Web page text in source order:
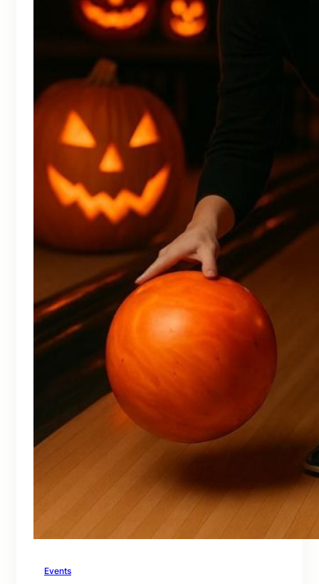
Events